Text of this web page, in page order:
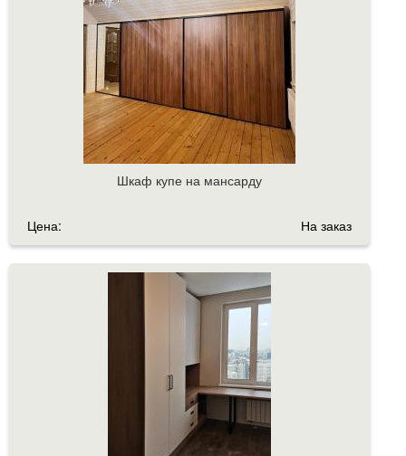
Шкаф купе на мансарду
Цена: На заказ